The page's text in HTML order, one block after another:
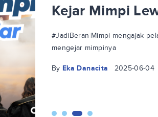
Kejar Mimpi
#JadiBeraniMimpi mengajak
mengejar mimpinya
By Eka Danacita 2025-06-04